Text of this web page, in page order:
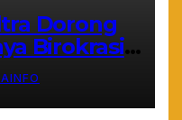
Dorong
Birokrasi